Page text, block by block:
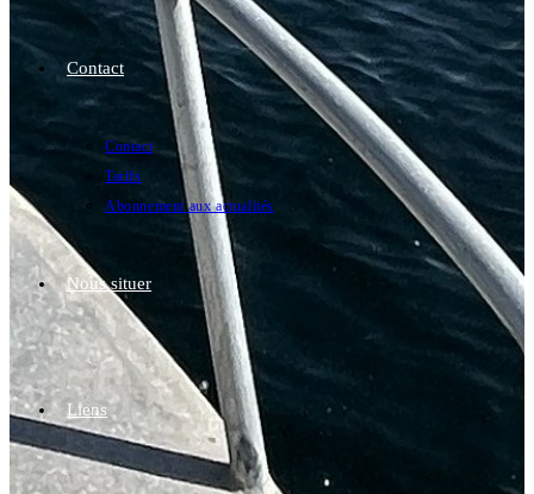
Contact
Contact
Tarifs
Abonnement aux actualités
Nous situer
Liens